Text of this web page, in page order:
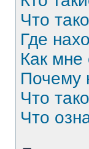
Что
Где
Как мне
Почему
Что
Что